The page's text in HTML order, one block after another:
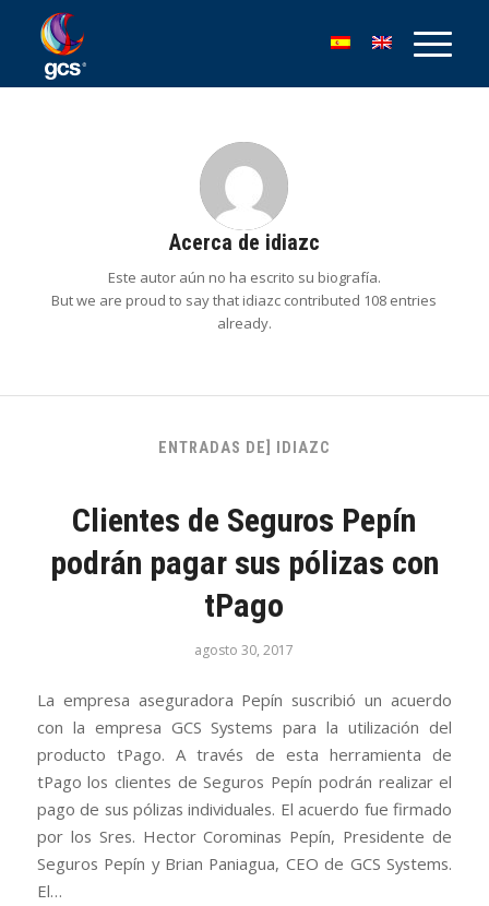
Acerca de idiazc
Este autor aún no ha escrito su biografía.
But we are proud to say that idiazc contributed 108 entries
already.
ENTRADAS DE] IDIAZC
Clientes de Seguros Pepín
podrán pagar sus pólizas con
tPago
agosto 30, 2017
La empresa aseguradora Pepín suscribió un acuerdo
con la empresa GCS Systems para la utilización del
producto tPago. A través de esta herramienta de
tPago los clientes de Seguros Pepín podrán realizar el
pago de sus pólizas individuales. El acuerdo fue firmado
por los Sres. Hector Corominas Pepín, Presidente de
Seguros Pepín y Brian Paniagua, CEO de GCS Systems.
El…